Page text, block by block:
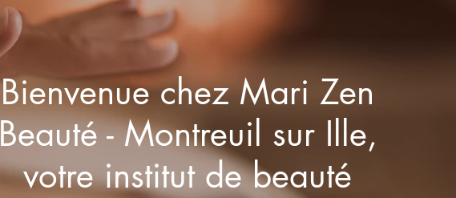
Bienvenue chez Mari Zen
Beauté - Montreuil sur Ille,
votre institut de beauté